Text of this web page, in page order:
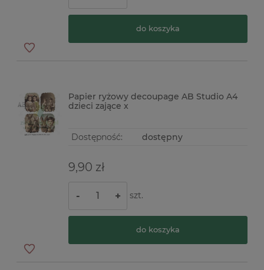
do koszyka
Papier ryżowy decoupage AB Studio A4
dzieci zające x
Dostępność: dostępny
9,90 zł
- + szt.
do koszyka